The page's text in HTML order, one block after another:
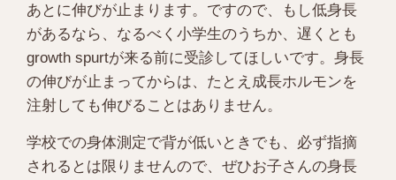
あとに伸びが止まります。ですので、もし低身長
があるなら、なるべく小学生のうちか、遅くとも
growth spurtが来る前に受診してほしいです。身長
の伸びが止まってからは、たとえ成長ホルモンを
注射しても伸びることはありません。
学校での身体測定で背が低いときでも、必ず指摘
されるとは限りませんので、ぜひお子さんの身長